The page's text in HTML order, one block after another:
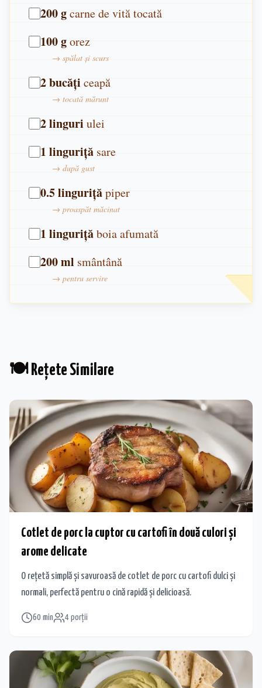
200gcarne de vită tocată
100gorez
→ spălat și scurs
2bucăți ceapă
→ tocată mărunt
2linguri ulei
1 linguriță sare
→ după gust
0.5lingurițăpiper
→ proaspăt măcinat
1 lingurițăboia afumată
200ml smântână
→ pentru servire
🍽️ Rețete Similare
Cotlet de porc la cuptor cu cartofi în două culori și
arome delicate
O rețetă simplă și savuroasă de cotlet de porc cu cartofi dulci și
normali, perfectă pentru o cină rapidă și delicioasă.
60 min 4 porții